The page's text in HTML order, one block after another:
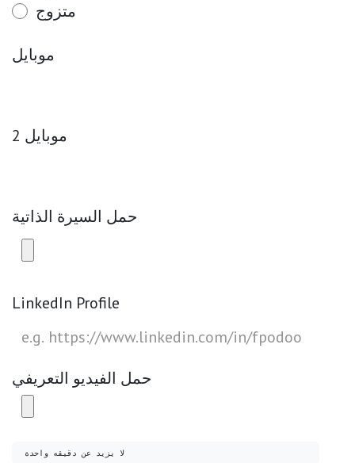
متزوج
موبايل
موبايل 2
حمل السيرة الذاتية
LinkedIn Profile
حمل الفيديو التعريفي
لا يزيد عن دقيقه واحدة